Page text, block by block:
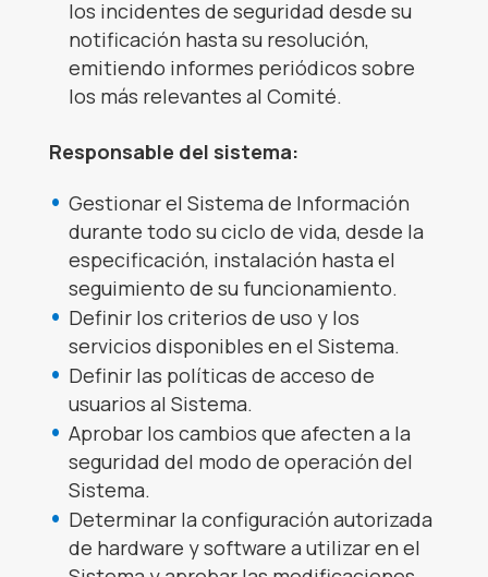
los incidentes de seguridad desde su
notificación hasta su resolución,
emitiendo informes periódicos sobre
los más relevantes al Comité.
Responsable del sistema:
Gestionar el Sistema de Información
durante todo su ciclo de vida, desde la
especificación, instalación hasta el
seguimiento de su funcionamiento.
Definir los criterios de uso y los
servicios disponibles en el Sistema.
Definir las políticas de acceso de
usuarios al Sistema.
Aprobar los cambios que afecten a la
seguridad del modo de operación del
Sistema.
Determinar la configuración autorizada
de hardware y software a utilizar en el